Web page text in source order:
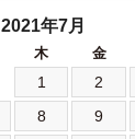
2021年7月
木 金
1 2
8 9